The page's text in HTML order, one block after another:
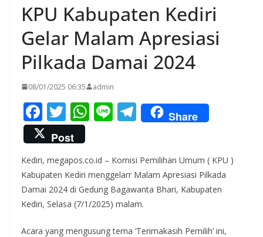
KPU Kabupaten Kediri
Gelar Malam Apresiasi
Pilkada Damai 2024
08/01/2025 06:35 admin
F
ac
e
b
o
o
k
T
w
itt
er
W
s
A
p
p
Li T
el
gr
a
m
Share
Post
Kediri, megapos.co.id – Komisi Pemilihan Umum ( KPU )
Kabupaten Kediri menggelarr Malam Apresiasi Pilkada
Damai 2024 di Gedung Bagawanta Bhari, Kabupaten
Kediri, Selasa (7/1/2025) malam.
Acara yang mengusung tema ‘Terimakasih Pemilih’ ini,